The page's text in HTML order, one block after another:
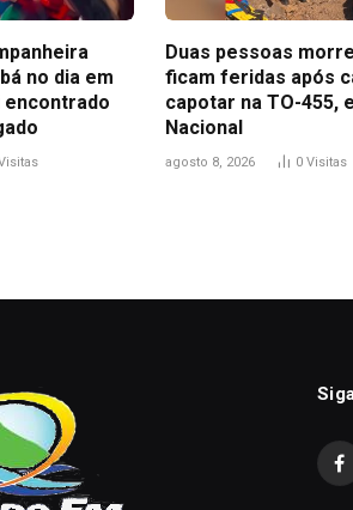
no dia em
encontrado
Duas pessoas
ficam feridas após
capotar na TO-455,
Nacional
agosto 8, 2026 0 Visitas